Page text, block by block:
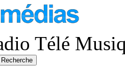
Télé